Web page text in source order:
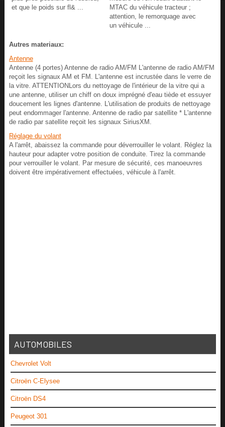
et que le poids sur fl& ...
MTAC du véhicule tracteur ;
attention, le remorquage avec
un véhicule ...
Autres materiaux:
Antenne
Antenne (4 portes) Antenne de radio AM/FM L'antenne de radio AM/FM
reçoit les signaux AM et FM. L'antenne est incrustée dans le verre de
la vitre. ATTENTIONLors du nettoyage de l'intérieur de la vitre qui a
une antenne, utiliser un chiff on doux imprégné d'eau tiède et essuyer
doucement les lignes d'antenne. L'utilisation de produits de nettoyage
peut endommager l'antenne. Antenne de radio par satellite * L'antenne
de radio par satellite reçoit les signaux SiriusXM.
Réglage du volant
A l'arrêt, abaissez la commande pour déverrouiller le volant. Réglez la
hauteur pour adapter votre position de conduite. Tirez la commande
pour verrouiller le volant. Par mesure de sécurité, ces manoeuvres
doivent être impérativement effectuées, véhicule à l'arrêt.
AUTOMOBILES
Chevrolet Volt
Citroën C-Elysee
Citroën DS4
Peugeot 301